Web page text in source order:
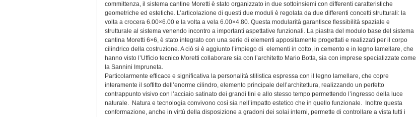
committenza, il sistema cantine Moretti è stato organizzato in due sottoinsiemi con differenti caratteristiche
geometriche ed estetiche. L’articolazione di questi due moduli è regolata da due differenti concetti strutturali: la
volta a crocera 6.00×6.00 e la volta a vela 6.00×4.80. Questa modularità garantisce flessibilità spaziale e
strutturale al sistema venendo incontro a importanti aspettative funzionali. La piastra del modulo base del sistema
cantina Moretti 6×6, è stato integrato con una serie di elementi appositamente progettati e realizzati per il corpo
cilindrico della costruzione. A ciò si è aggiunto l’impiego di elementi in cotto, in cemento e in legno lamellare, che
hanno visto l’Ufficio tecnico Moretti collaborare sia con l’architetto Mario Botta, sia con imprese specializzate come
la Sannini Impruneta.
Particolarmente efficace e significativa la personalità stilistica espressa con il legno lamellare, che copre
interamente il soffitto dell’enorme cilindro, elemento principale dell’architettura, realizzando un perfetto
contrappunto visivo con l’acciaio satinato dei grandi tini e allo stesso tempo permettendo l’ingresso della luce
naturale. Natura e tecnologia convivono così sia nell’impatto estetico che in quello funzionale. Inoltre questa
conformazione, anche in virtù della disposizione a gradoni dei solai interni, permette di controllare a vista tutti i